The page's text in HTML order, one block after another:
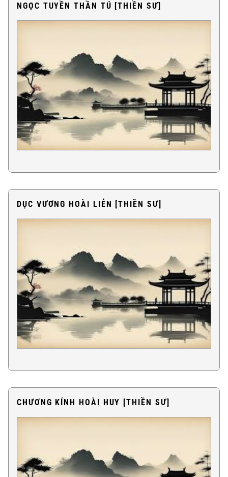
NGỌC TUYỀN THẦN TÚ [THIỀN SƯ]
DỤC VƯƠNG HOÀI LIỄN [THIỀN SƯ]
CHƯƠNG KÍNH HOÀI HUY [THIỀN SƯ]